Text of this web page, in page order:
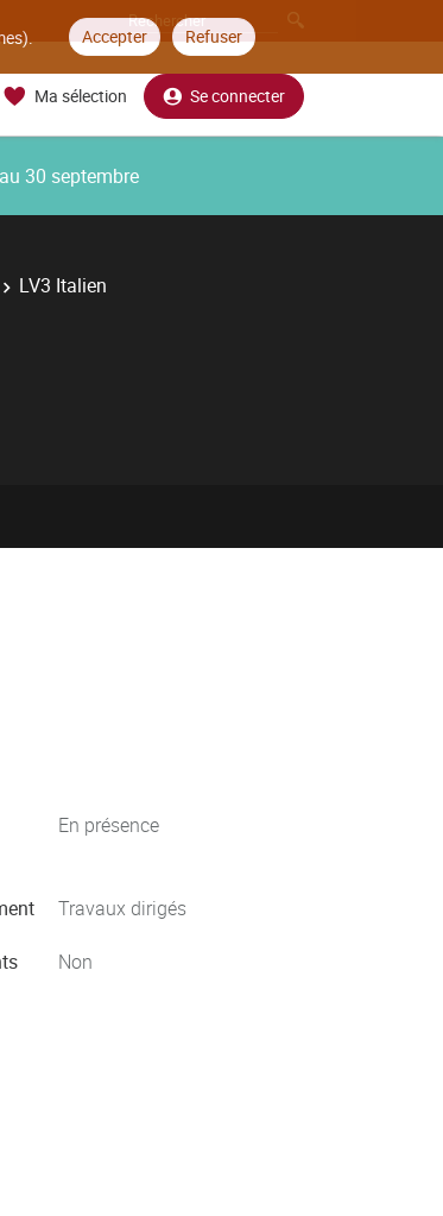
Accepter Refuser
Ma sélection Se connecter
30 septembre
LV3 Italien
En présence
Travaux dirigés
Non